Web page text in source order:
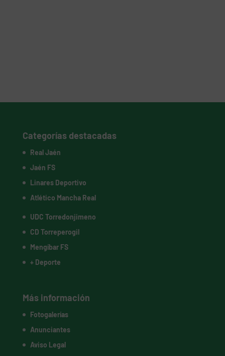
Categorías destacadas
Real Jaén
Jaén FS
Linares Deportivo
Atlético Mancha Real
UDC Torredonjimeno
CD Torreperogil
Mengíbar FS
+ Deporte
Más información
Fotogalerías
Anunciantes
Aviso Legal